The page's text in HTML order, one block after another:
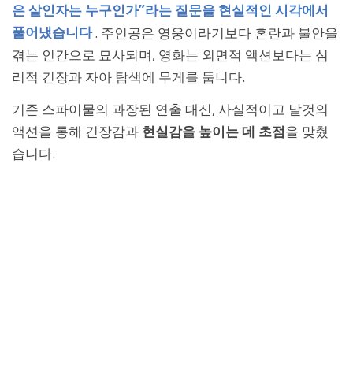
은 살인자는 누구인가”라는 질문을 현실적인 시각에서
풀어냈습니다. 주인공은 영웅이라기보다 혼란과 불안을
겪는 인간으로 묘사되며, 영화는 외면적 액션보다는 심
리적 긴장과 자아 탐색에 무게를 둡니다.
기존 스파이물의 과장된 연출 대신, 사실적이고 날것의
액션을 통해 긴장감과 현실감을 높이는 데 초점을 맞췄
습니다.